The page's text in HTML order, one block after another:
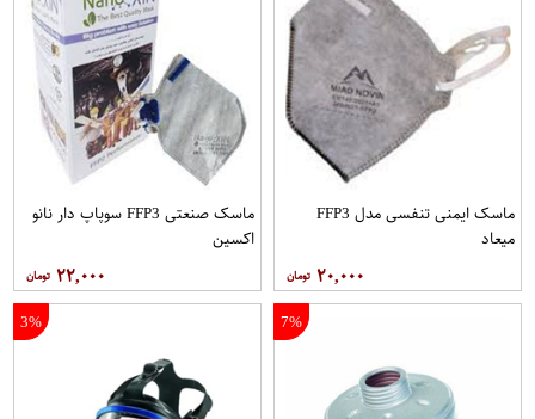
ماسک ایمنی تنفسی مدل FFP3
ميعاد
۲۰,۰۰۰
ماسک صنعتی FFP3 سوپاپ دار نانو
اکسين
۲۲,۰۰۰
7%
3%